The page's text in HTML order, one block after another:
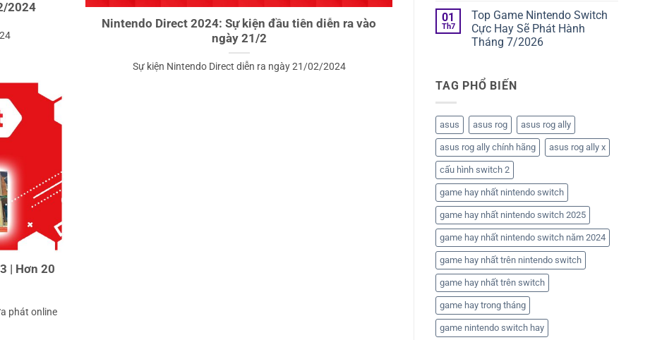
2024
Nintendo Direct 2024: Sự kiện đầu tiên diễn ra vào
ngày 21/2
Sự kiện Nintendo Direct diễn ra ngày 21/02/2024
| Hơn 20
phát online
8/2026
đặt
và
tối
ưu
giao
lập
Retroid
Pocket
(Android)
bình
luận
ở
Tin
dừng
phát
vật
lý
vào
năm
2028
01
Th7
Top Game Nintendo Switch
Cực Hay Sẽ Phát Hành
Tháng 7/2026
luận
ở
Nintendo
Switch
Cực
Hay
Sẽ
Phát
Hành
Tháng
7/2026
TAG PHỔ BIẾN
asus asus rog asus rog ally
asus rog ally chính hãng asus rog ally x
cấu hình switch 2
game hay nhất nintendo switch
game hay nhất nintendo switch 2025
game hay nhất nintendo switch năm 2024
game hay nhất trên nintendo switch
game hay nhất trên switch
game hay trong tháng
game nintendo switch hay